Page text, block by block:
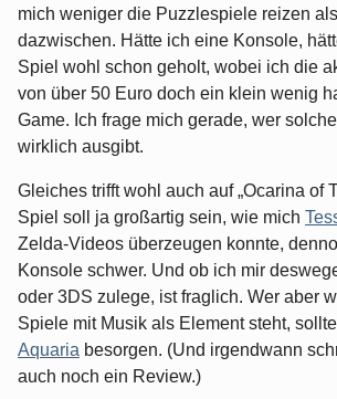
mich weniger die Puzzlespiele reizen
dazwischen. Hätte ich eine Konsole,
Spiel wohl schon geholt, wobei ich die
von über 50 Euro doch ein klein wenig
Game. Ich frage mich gerade, wer
wirklich ausgibt.
Gleiches trifft wohl auch auf „Ocarina of
Spiel soll ja großartig sein, wie mich
Zelda-Videos überzeugen konnte,
Konsole schwer. Und ob ich mir
oder 3DS zulege, ist fraglich. Wer aber
Spiele mit Musik als Element steht,
Aquaria besorgen. (Und irgendwann
auch noch ein Review.)